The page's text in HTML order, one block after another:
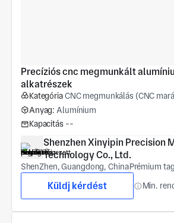
Precíziós cnc megmunkált
alkatrészek
KategóriaCNC megmunkálás (CNC
Anyag: Alumínium
Kapacitás --
Shenzhen Xinyipin Precision
Technology Co., Ltd.
ShenZhen, Guangdong, ChinaPrémium
Küldj kérdést Min.